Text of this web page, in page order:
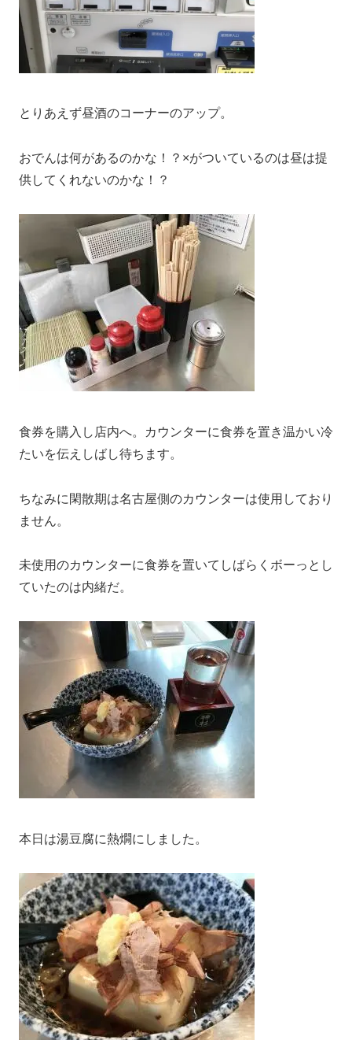
とりあえず昼酒のコーナーのアップ。
おでんは何があるのかな！？×がついているのは昼は提
供してくれないのかな！？
食券を購入し店内へ。カウンターに食券を置き温かい冷
たいを伝えしばし待ちます。
ちなみに閑散期は名古屋側のカウンターは使用しており
ません。
未使用のカウンターに食券を置いてしばらくボーっとし
ていたのは内緒だ。
本日は湯豆腐に熱燗にしました。